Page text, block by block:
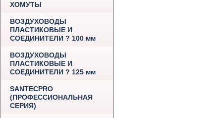
ХОМУТЫ
ВОЗДУХОВОДЫ
ПЛАСТИКОВЫЕ И
СОЕДИНИТЕЛИ ? 100 мм
ВОЗДУХОВОДЫ
ПЛАСТИКОВЫЕ И
СОЕДИНИТЕЛИ ? 125 мм
SANTECPRO
(ПРОФЕССИОНАЛЬНАЯ
СЕРИЯ)